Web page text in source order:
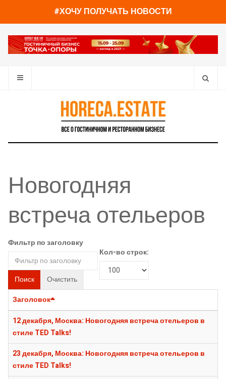
#ХОЧУ ПОЛУЧАТЬ НОВОСТИ
Новогодняя
встреча отельеров
Фильтр по заголовку
Поиск Очистить
Кол-во строк:
Заголовок
12 декабря, Москва: Новогодняя встреча отельеров в
стиле TED Talks!
23 декабря, Москва: Новогодняя встреча отельеров в
стиле TED Talks!